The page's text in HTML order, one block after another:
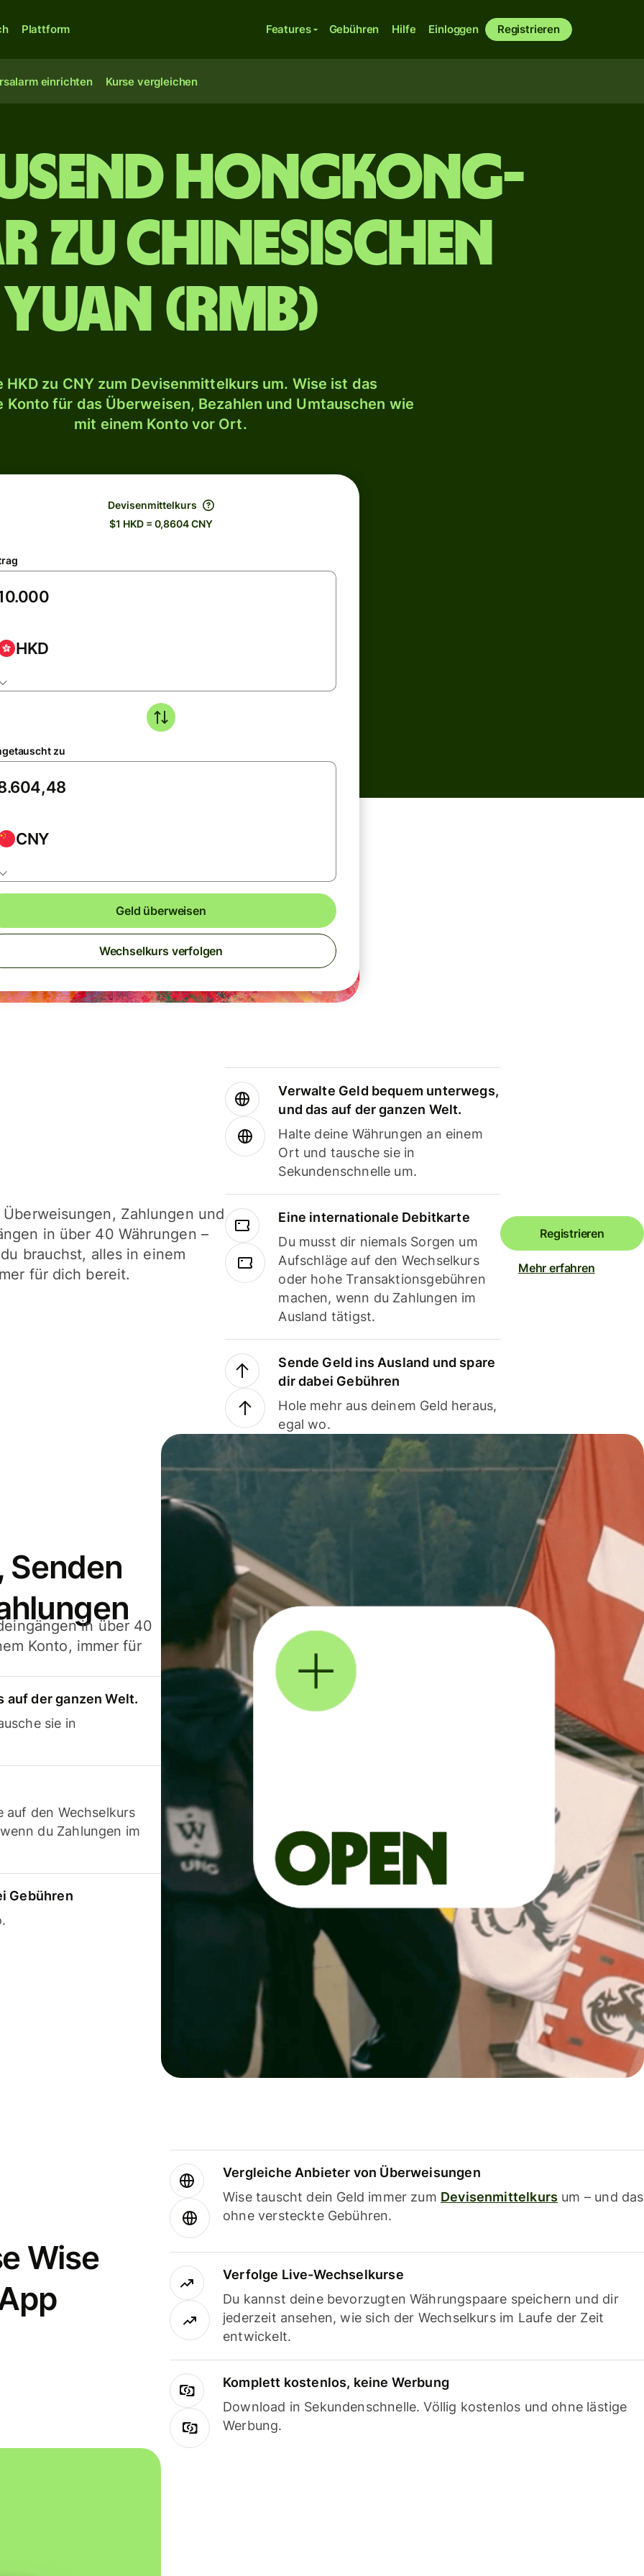
Plattform Features Gebühren Hilfe Einloggen Registrieren
einrichten Kurse vergleichen
Hongkong-
zu chinesischen
Yuan (RMB)
HKD zu CNY zum Devisenmittelkurs um. Wise ist das
Konto für das Überweisen, Bezahlen und Umtauschen wie
mit einem Konto vor Ort.
Devisenmittelkurs
$1 HKD = 0,8604 CNY
HKD
zu
CNY
Geld überweisen
Wechselkurs verfolgen
Zahlungen und
in über 40 Währungen –
brauchst, alles in einem
für dich bereit.
Verwalte Geld bequem unterwegs,
und das auf der ganzen Welt.
Halte deine Währungen an einem
Ort und tausche sie in
Sekundenschnelle um.
Eine internationale Debitkarte
Du musst dir niemals Sorgen um
Aufschläge auf den Wechselkurs
oder hohe Transaktionsgebühren
machen, wenn du Zahlungen im
Ausland tätigst.
Sende Geld ins Ausland und spare
dir dabei Gebühren
Hole mehr aus deinem Geld heraus,
egal wo.
Registrieren
Mehr erfahren
Senden
in über 40
Konto, immer für
auf der ganzen Welt.
sie in
auf den Wechselkurs
du Zahlungen im
Gebühren
Wise
Vergleiche Anbieter von Überweisungen
Wise tauscht dein Geld immer zum Devisenmittelkurs um – und das
ohne versteckte Gebühren.
Verfolge Live-Wechselkurse
Du kannst deine bevorzugten Währungspaare speichern und dir
jederzeit ansehen, wie sich der Wechselkurs im Laufe der Zeit
entwickelt.
Komplett kostenlos, keine Werbung
Download in Sekundenschnelle. Völlig kostenlos und ohne lästige
Werbung.